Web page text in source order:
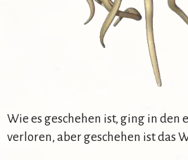
Wie es geschehen ist, ging in den
verloren, aber geschehen ist das